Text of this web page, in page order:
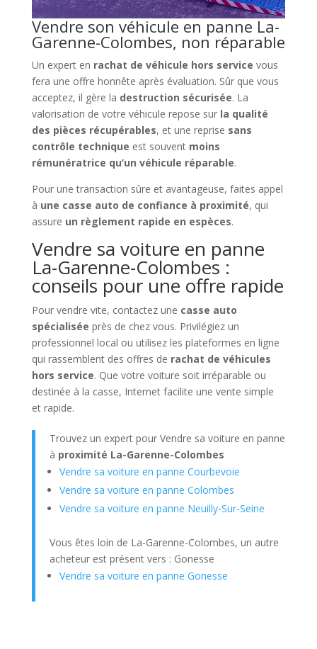
Vendre son véhicule en panne La-
Garenne-Colombes, non réparable
Un expert en rachat de véhicule hors service vous
fera une offre honnête après évaluation. Sûr que vous
acceptez, il gère la destruction sécurisée. La
valorisation de votre véhicule repose sur la qualité
des pièces récupérables, et une reprise sans
contrôle technique est souvent moins
rémunératrice qu’un véhicule réparable.
Pour une transaction sûre et avantageuse, faites appel
à une casse auto de confiance à proximité, qui
assure un règlement rapide en espèces.
Vendre sa voiture en panne
La-Garenne-Colombes :
conseils pour une offre rapide
Pour vendre vite, contactez une casse auto
spécialisée près de chez vous. Privilégiez un
professionnel local ou utilisez les plateformes en ligne
qui rassemblent des offres de rachat de véhicules
hors service. Que votre voiture soit irréparable ou
destinée à la casse, Internet facilite une vente simple
et rapide.
Trouvez un expert pour Vendre sa voiture en panne
à proximité La-Garenne-Colombes
Vendre sa voiture en panne Courbevoie
Vendre sa voiture en panne Colombes
Vendre sa voiture en panne Neuilly-Sur-Seine
Vous êtes loin de La-Garenne-Colombes, un autre
acheteur est présent vers : Gonesse
Vendre sa voiture en panne Gonesse